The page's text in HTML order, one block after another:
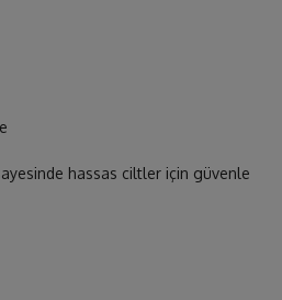
hassas ciltler için güvenle